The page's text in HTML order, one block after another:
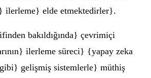
ilerleme} elde etmektedirler}.
bakıldığında} çevrimiçi
ilerleme süreci} {yapay zeka
gelişmiş sistemlerle} müthiş